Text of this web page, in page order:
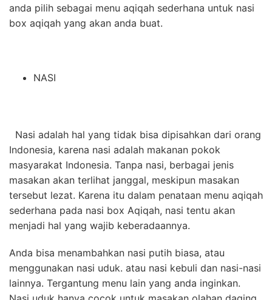
anda pilih sebagai menu aqiqah sederhana untuk nasi
box aqiqah yang akan anda buat.
NASI
Nasi adalah hal yang tidak bisa dipisahkan dari orang
Indonesia, karena nasi adalah makanan pokok
masyarakat Indonesia. Tanpa nasi, berbagai jenis
masakan akan terlihat janggal, meskipun masakan
tersebut lezat. Karena itu dalam penataan menu aqiqah
sederhana pada nasi box Aqiqah, nasi tentu akan
menjadi hal yang wajib keberadaannya.
Anda bisa menambahkan nasi putih biasa, atau
menggunakan nasi uduk. atau nasi kebuli dan nasi-nasi
lainnya. Tergantung menu lain yang anda inginkan.